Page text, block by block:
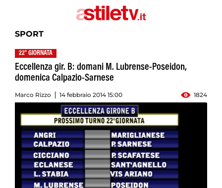
SPORT
22° GIORNATA
Eccellenza gir. B: domani M. Lubrense-Poseidon,
domenica Calpazio-Sarnese
Marco Rizzo 14 febbraio 2014 15:00 1824